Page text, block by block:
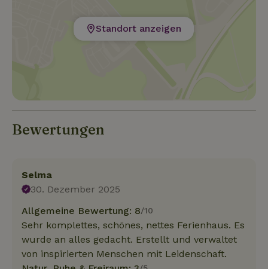
Standort anzeigen
Bewertungen
Selma
30. Dezember 2025
Allgemeine Bewertung: 8/10
Sehr komplettes, schönes, nettes Ferienhaus. Es
wurde an alles gedacht. Erstellt und verwaltet
von inspirierten Menschen mit Leidenschaft.